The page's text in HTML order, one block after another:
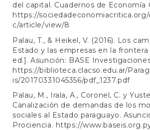
del capital. Cuadernos de Economía
https://
c/article/view/8
Palau, T., & Heikel, V. (2016). Los
Estado y las empresas en la frontera
ed.]. Asunción: BASE
https://biblioteca.clacso.edu.ar/
is/20170331045356/pdf_1237.pdf
Palau, M., Irala, A., Coronel, C. y
Canalización de demandas de los
sociales al Estado paraguayo.
Prociencia. https://